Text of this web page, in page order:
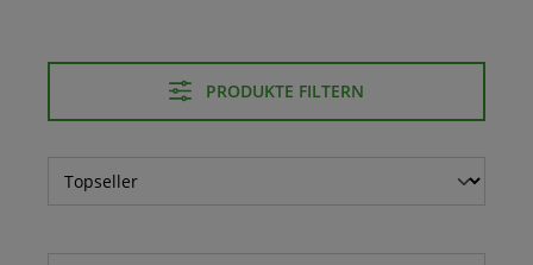
PRODUKTE FILTERN